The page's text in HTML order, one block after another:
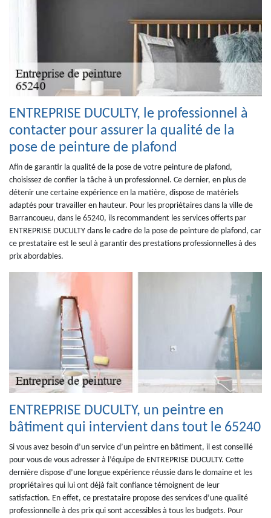
ENTREPRISE DUCULTY, le professionnel à
contacter pour assurer la qualité de la
pose de peinture de plafond
Afin de garantir la qualité de la pose de votre peinture de plafond,
choisissez de confier la tâche à un professionnel. Ce dernier, en plus de
détenir une certaine expérience en la matière, dispose de matériels
adaptés pour travailler en hauteur. Pour les propriétaires dans la ville de
Barrancoueu, dans le 65240, ils recommandent les services offerts par
ENTREPRISE DUCULTY dans le cadre de la pose de peinture de plafond, car
ce prestataire est le seul à garantir des prestations professionnelles à des
prix abordables.
ENTREPRISE DUCULTY, un peintre en
bâtiment qui intervient dans tout le 65240
Si vous avez besoin d’un service d’un peintre en bâtiment, il est conseillé
pour vous de vous adresser à l’équipe de ENTREPRISE DUCULTY. Cette
dernière dispose d’une longue expérience réussie dans le domaine et les
propriétaires qui lui ont déjà fait confiance témoignent de leur
satisfaction. En effet, ce prestataire propose des services d’une qualité
professionnelle à des prix qui sont accessibles à tous les budgets. Pour